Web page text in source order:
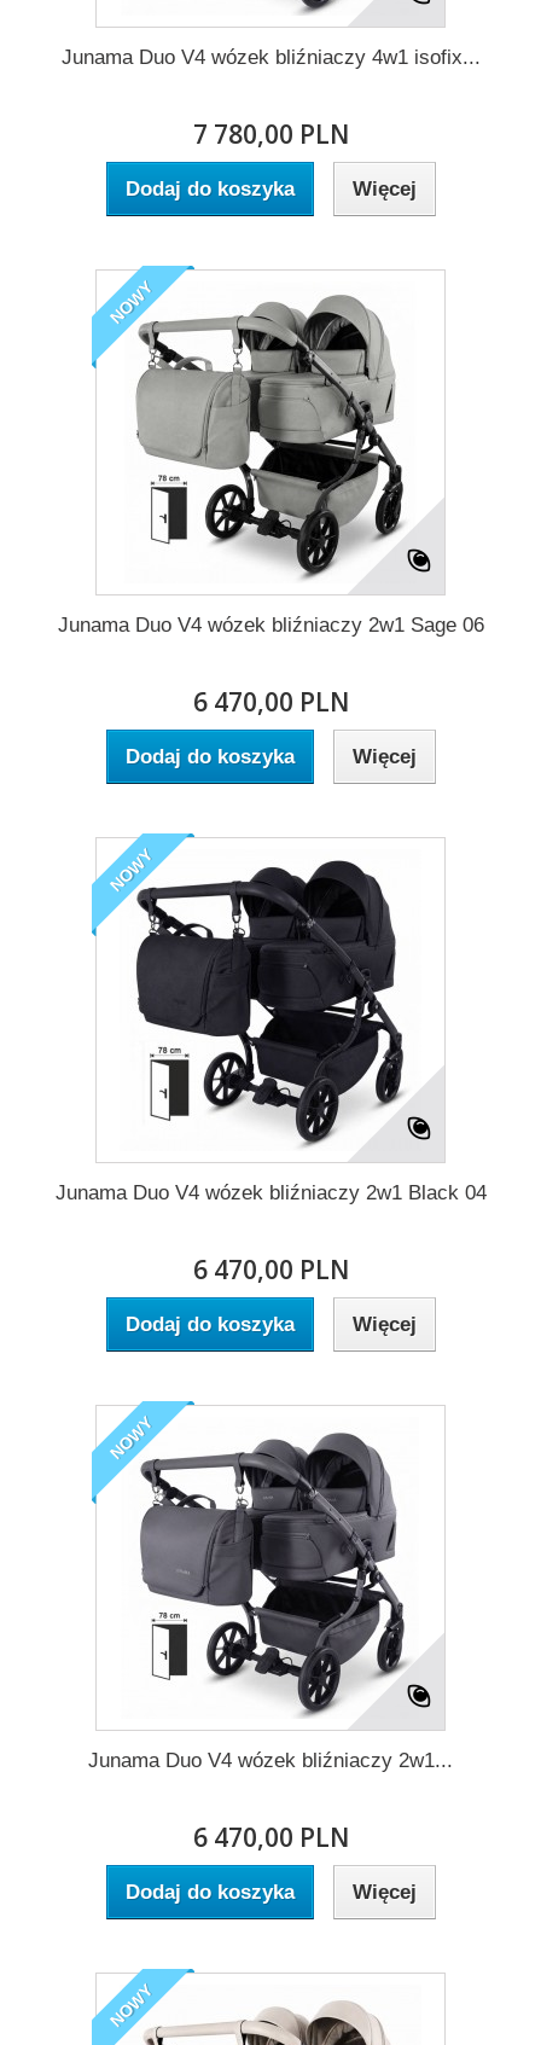
Junama Duo V4 wózek bliźniaczy 4w1 isofix...
7 780,00 PLN
Dodaj do koszyka Więcej
NOWY
Junama Duo V4 wózek bliźniaczy 2w1 Sage 06
6 470,00 PLN
Dodaj do koszyka Więcej
NOWY
Junama Duo V4 wózek bliźniaczy 2w1 Black 04
6 470,00 PLN
Dodaj do koszyka Więcej
NOWY
Junama Duo V4 wózek bliźniaczy 2w1...
6 470,00 PLN
Dodaj do koszyka Więcej
NOWY